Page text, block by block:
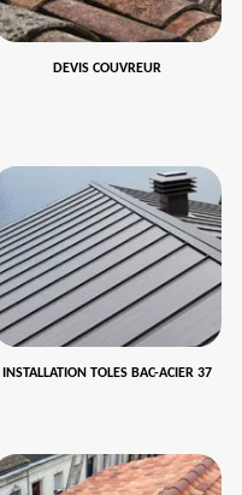
DEVIS COUVREUR
INSTALLATION TOLES BAC-ACIER 37